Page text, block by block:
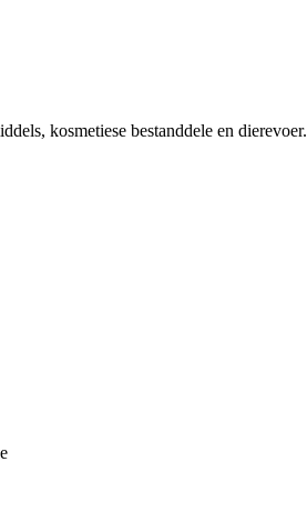
kosmetiese bestanddele en dierevoer.